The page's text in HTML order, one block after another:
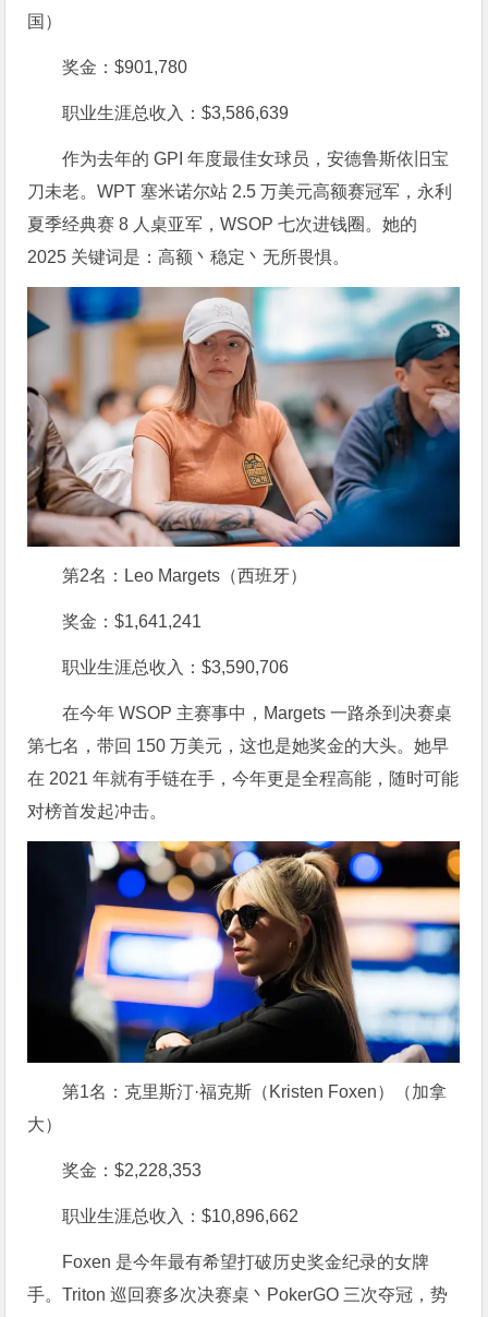
国）
奖金：$901,780
职业生涯总收入：$3,586,639
作为去年的 GPI 年度最佳女球员，安德鲁斯依旧宝
刀未老。WPT 塞米诺尔站 2.5 万美元高额赛冠军，永利
夏季经典赛 8 人桌亚军，WSOP 七次进钱圈。她的
2025 关键词是：高额丶稳定丶无所畏惧。
第2名：Leo Margets（西班牙）
奖金：$1,641,241
职业生涯总收入：$3,590,706
在今年 WSOP 主赛事中，Margets 一路杀到决赛桌
第七名，带回 150 万美元，这也是她奖金的大头。她早
在 2021 年就有手链在手，今年更是全程高能，随时可能
对榜首发起冲击。
第1名：克里斯汀·福克斯（Kristen Foxen）（加拿
大）
奖金：$2,228,353
职业生涯总收入：$10,896,662
Foxen 是今年最有希望打破历史奖金纪录的女牌
手。Triton 巡回赛多次决赛桌丶PokerGO 三次夺冠，势